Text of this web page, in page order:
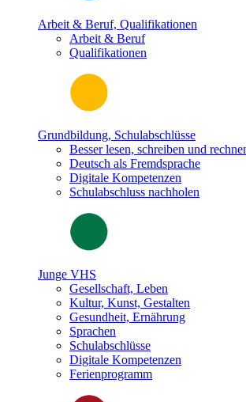
Arbeit & Beruf, Qualifikationen
Arbeit & Beruf
Qualifikationen
Grundbildung, Schulabschlüsse
Besser lesen, schreiben und
Deutsch als Fremdsprache
Digitale Kompetenzen
Schulabschluss nachholen
Junge VHS
Gesellschaft, Leben
Kultur, Kunst, Gestalten
Gesundheit, Ernährung
Sprachen
Schulabschlüsse
Digitale Kompetenzen
Ferienprogramm